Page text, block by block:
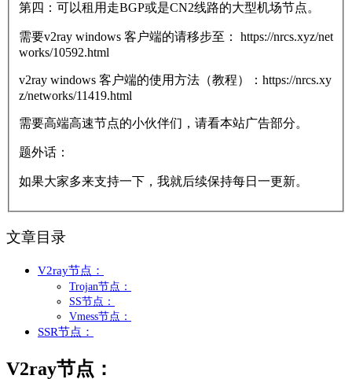
第四：可以租用走BGP或是CN2线路的大型机场节点。
需要v2ray windows 客户端的请移步至： https://nrcs.xyz/net
works/10592.html
v2ray windows 客户端的使用方法（教程）：https://nrcs.xy
z/networks/11419.html
需要高端高速节点的小伙伴们，请看本站广告部分。
题外话：
如果大家多来支持一下，我就后续保持每日一更新。
文章目录
V2ray节点：
Trojan节点：
SS节点：
Vmess节点：
SSR节点：
V2ray节点：